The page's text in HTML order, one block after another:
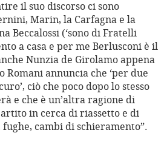
il suo discorso ci sono
Marin, la Carfagna e la
Beccalossi (‘sono di Fratelli
a casa e per me Berlusconi è il
Nunzia de Girolamo appena
Romani annuncia che ‘per due
ciò che poco dopo lo stesso
e che è un’altra ragione di
in cerca di riassetto e di
cambi di schieramento”.